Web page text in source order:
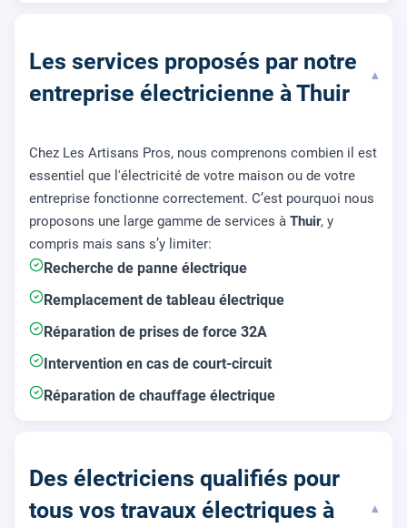
Les services proposés par notre
entreprise électricienne à Thuir
▾
Chez Les Artisans Pros, nous comprenons combien il est
essentiel que l'électricité de votre maison ou de votre
entreprise fonctionne correctement. C’est pourquoi nous
proposons une large gamme de services à Thuir, y
compris mais sans s’y limiter:
Recherche de panne électrique
Remplacement de tableau électrique
Réparation de prises de force 32A
Intervention en cas de court-circuit
Réparation de chauffage électrique
Des électriciens qualifiés pour
tous vos travaux électriques à
▾